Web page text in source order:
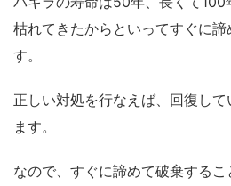
枯れてきたからといってすぐに
す。
正しい対処を行なえば、回復し
ます。
なので、すぐに諦めて破棄する